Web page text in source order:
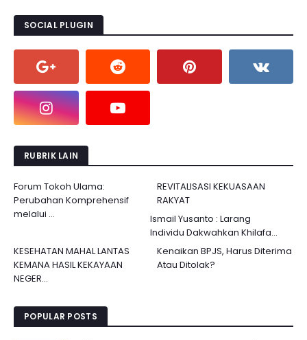
SOCIAL PLUGIN
RUBRIK LAIN
Forum Tokoh Ulama:
Perubahan Komprehensif
melalui ...
REVITALISASI KEKUASAAN
RAKYAT
Ismail Yusanto : Larang
Individu Dakwahkan Khilafa...
Kenaikan BPJS, Harus Diterima
Atau Ditolak?
KESEHATAN MAHAL LANTAS
KEMANA HASIL KEKAYAAN
NEGER...
POPULAR POSTS